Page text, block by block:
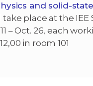
and solid-state
take place at the IEE
– Oct. 26, each
in room 101